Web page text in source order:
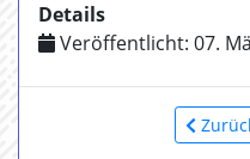
Details
Veröffentlicht: 07.